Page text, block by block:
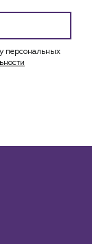
персональных